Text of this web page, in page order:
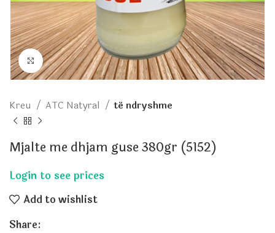
Click to enlarge
Kreu ATC Natyral të ndryshme
Mjalte me dhjam guse 380gr (5152)
Add to wishlist
Share: